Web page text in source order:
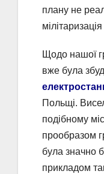
плану не
Щодо нашої
вже була
Польщі.
подібному
прообразом
була значно
прикладом